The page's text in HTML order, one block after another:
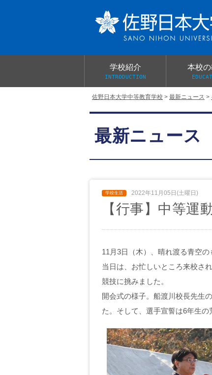
佐野日本大学中等教育学校 > 最新ニュース >
学校紹介
INTRODUCTION
学校案内パンフレット
本校
総合的探究（学習）の時間
制服紹介
桜美会
最新ニュース
2022年11月05日(土曜日)
【行事】中等
11月3日（木）、晴れ渡る青空の
当日は、お忙しいところ来校さ
競技に挑みました。
開会式の様子。船渡川校長先生
た。そして、選手宣誓は6年生の